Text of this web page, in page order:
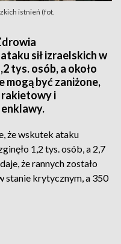
istnień (fot.
sił izraelskich w
tys. osób, a około
mogą być zaniżone,
rakietowy i
że wskutek ataku
1,2 tys. osób, a 2,7
że rannych zostało
stanie krytycznym, a 350